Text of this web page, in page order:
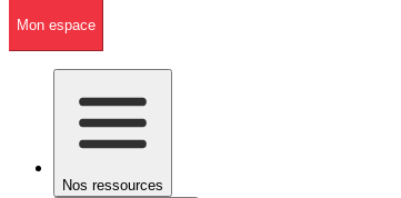
Mon espace
Nos ressources